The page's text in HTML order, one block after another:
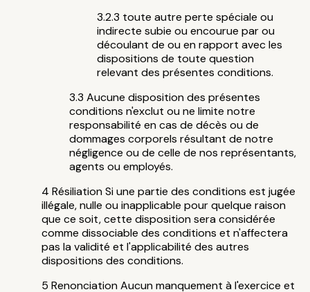
toute autre perte spéciale ou
indirecte subie ou encourue par ou
découlant de ou en rapport avec les
dispositions de toute question
relevant des présentes conditions.
Aucune disposition des présentes
conditions n'exclut ou ne limite notre
responsabilité en cas de décès ou de
dommages corporels résultant de notre
négligence ou de celle de nos représentants,
agents ou employés.
Résiliation Si une partie des conditions est jugée
illégale, nulle ou inapplicable pour quelque raison
que ce soit, cette disposition sera considérée
comme dissociable des conditions et n'affectera
pas la validité et l'applicabilité des autres
dispositions des conditions.
Renonciation Aucun manquement à l'exercice et